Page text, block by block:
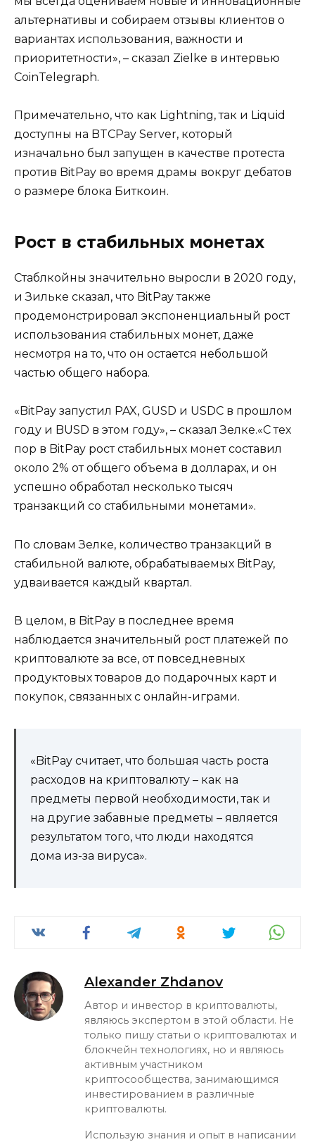
альтернативы и собираем отзывы клиентов о
вариантах использования, важности и
приоритетности», – сказал Zielke в интервью
CoinTelegraph.
Примечательно, что как Lightning, так и Liquid
доступны на BTCPay Server, который
изначально был запущен в качестве протеста
против BitPay во время драмы вокруг дебатов
о размере блока Биткоин.
Рост в стабильных монетах
Стаблкойны значительно выросли в 2020 году,
и Зильке сказал, что BitPay также
продемонстрировал экспоненциальный рост
использования стабильных монет, даже
несмотря на то, что он остается небольшой
частью общего набора.
«BitPay запустил PAX, GUSD и USDC в прошлом
году и BUSD в этом году», – сказал Зелке.«С тех
пор в BitPay рост стабильных монет составил
около 2% от общего объема в долларах, и он
успешно обработал несколько тысяч
транзакций со стабильными монетами».
По словам Зелке, количество транзакций в
стабильной валюте, обрабатываемых BitPay,
удваивается каждый квартал.
В целом, в BitPay в последнее время
наблюдается значительный рост платежей по
криптовалюте за все, от повседневных
продуктовых товаров до подарочных карт и
покупок, связанных с онлайн-играми.
«BitPay считает, что большая часть роста
расходов на криптовалюту – как на
предметы первой необходимости, так и
на другие забавные предметы – является
результатом того, что люди находятся
дома из-за вируса».
Alexander Zhdanov
Автор и инвестор в криптовалюты,
являюсь экспертом в этой области. Не
только пишу статьи о криптовалютах и
блокчейн технологиях, но и являюсь
активным участником
криптосообщества, занимающимся
инвестированием в различные
криптовалюты.
Использую знания и опыт в написании